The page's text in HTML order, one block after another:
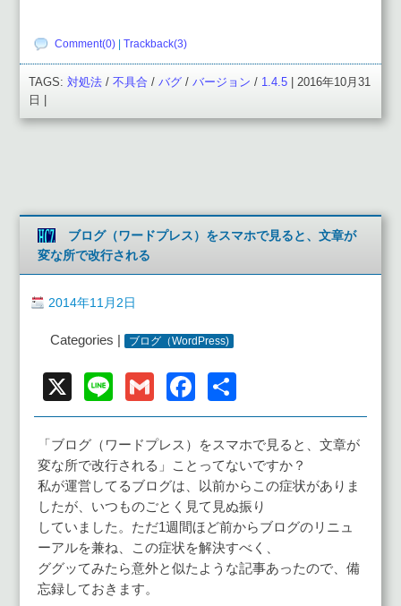
Comment(0) | Trackback(3)
TAGS: 対処法 / 不具合 / バグ / バージョン / 1.4.5 | 2016年10月31
日 |
ブログ（ワードプレス）をスマホで見ると、文章が
変な所で改行される
2014年11月2日
Categories | ブログ（WordPress)
X LineGmailFacebook
有
「ブログ（ワードプレス）をスマホで見ると、文章が
変な所で改行される」ことってないですか？
私が運営してるブログは、以前からこの症状がありま
したが、いつものごとく見て見ぬ振り
していました。ただ1週間ほど前からブログのリニュ
ーアルを兼ね、この症状を解決すべく、
ググッてみたら意外と似たような記事あったので、備
忘録しておきます。